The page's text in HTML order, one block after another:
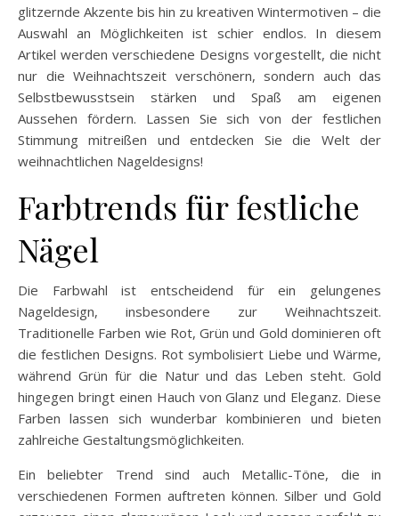
glitzernde Akzente bis hin zu kreativen Wintermotiven – die
Auswahl an Möglichkeiten ist schier endlos. In diesem
Artikel werden verschiedene Designs vorgestellt, die nicht
nur die Weihnachtszeit verschönern, sondern auch das
Selbstbewusstsein stärken und Spaß am eigenen
Aussehen fördern. Lassen Sie sich von der festlichen
Stimmung mitreißen und entdecken Sie die Welt der
weihnachtlichen Nageldesigns!
Farbtrends für festliche
Nägel
Die Farbwahl ist entscheidend für ein gelungenes
Nageldesign, insbesondere zur Weihnachtszeit.
Traditionelle Farben wie Rot, Grün und Gold dominieren oft
die festlichen Designs. Rot symbolisiert Liebe und Wärme,
während Grün für die Natur und das Leben steht. Gold
hingegen bringt einen Hauch von Glanz und Eleganz. Diese
Farben lassen sich wunderbar kombinieren und bieten
zahlreiche Gestaltungsmöglichkeiten.
Ein beliebter Trend sind auch Metallic-Töne, die in
verschiedenen Formen auftreten können. Silber und Gold